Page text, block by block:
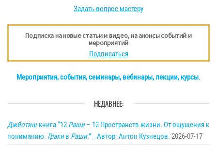
Задать вопрос мастеру
Подписка на новые статьи и видео, на анонсы событий и
мероприятий
Подписаться
Мероприятия, события, семинары, вебинары, лекции, курсы.
НЕДАВНЕЕ:
Джйотиш-книга “12 Раши– 12 Пространств жизни. От ощущения к
пониманию. Грахив Раши.” _ Автор: Антон Кузнецов. 2026-07-17